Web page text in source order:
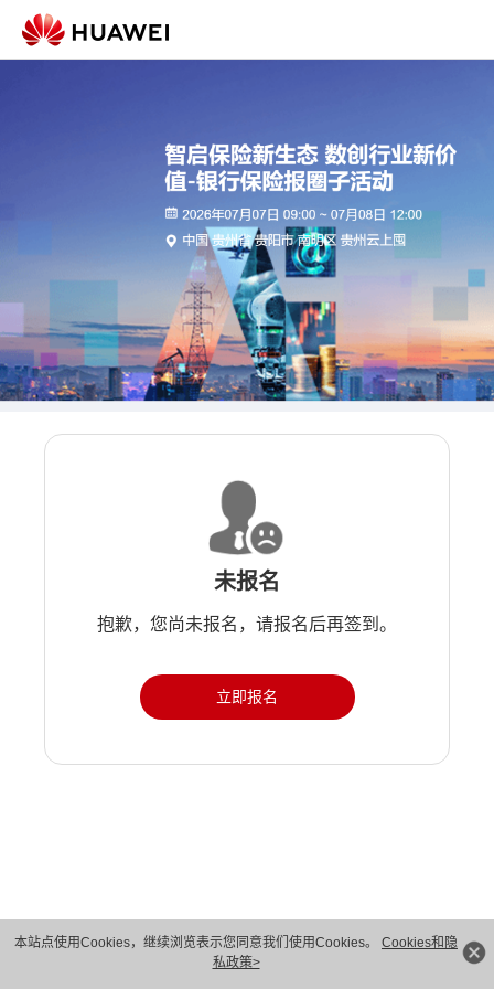
本站点使用Cookies，继续浏览表示您同意我们使用Cookies。 Cookies和隐
私政策>
未报名
抱歉，您尚未报名，请报名后再签到。
立即报名
版权所有 © 华为技术有限公司 1998-2026。 保留一切权利。粤A2-20044005号
隐私保护
法律声明